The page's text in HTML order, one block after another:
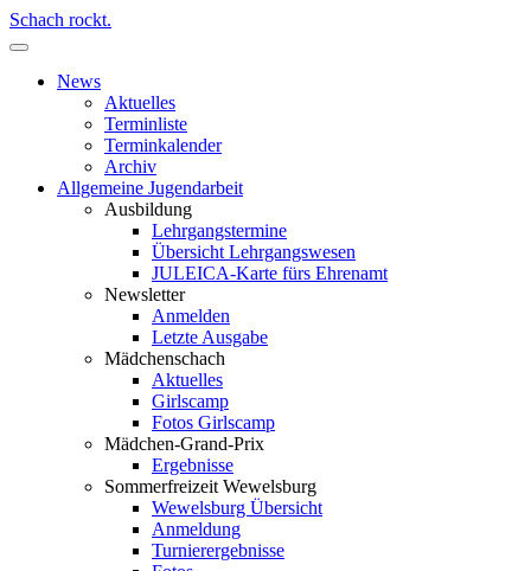
Schach rockt.
News
Aktuelles
Terminliste
Terminkalender
Archiv
Allgemeine Jugendarbeit
Ausbildung
Lehrgangstermine
Übersicht Lehrgangswesen
JULEICA-Karte fürs Ehrenamt
Newsletter
Anmelden
Letzte Ausgabe
Mädchenschach
Aktuelles
Girlscamp
Fotos Girlscamp
Mädchen-Grand-Prix
Ergebnisse
Sommerfreizeit Wewelsburg
Wewelsburg Übersicht
Anmeldung
Turnierergebnisse